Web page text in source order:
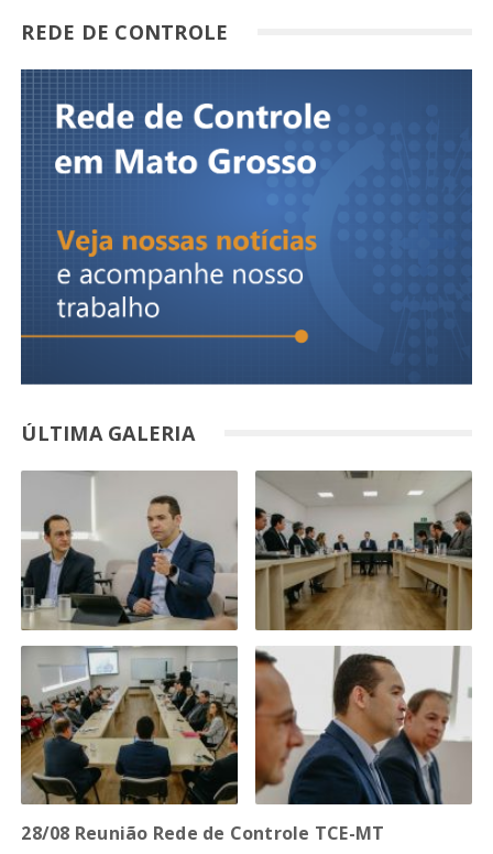
REDE DE CONTROLE
ÚLTIMA GALERIA
28/08 Reunião Rede de Controle TCE-MT